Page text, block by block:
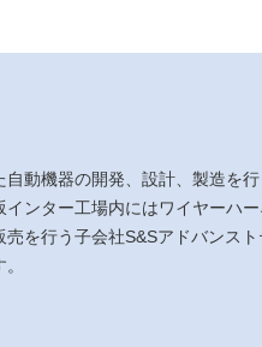
動機器の開発、設計、製造を行
ンター工場内にはワイヤーハー
を行う子会社S&Sアドバンスト